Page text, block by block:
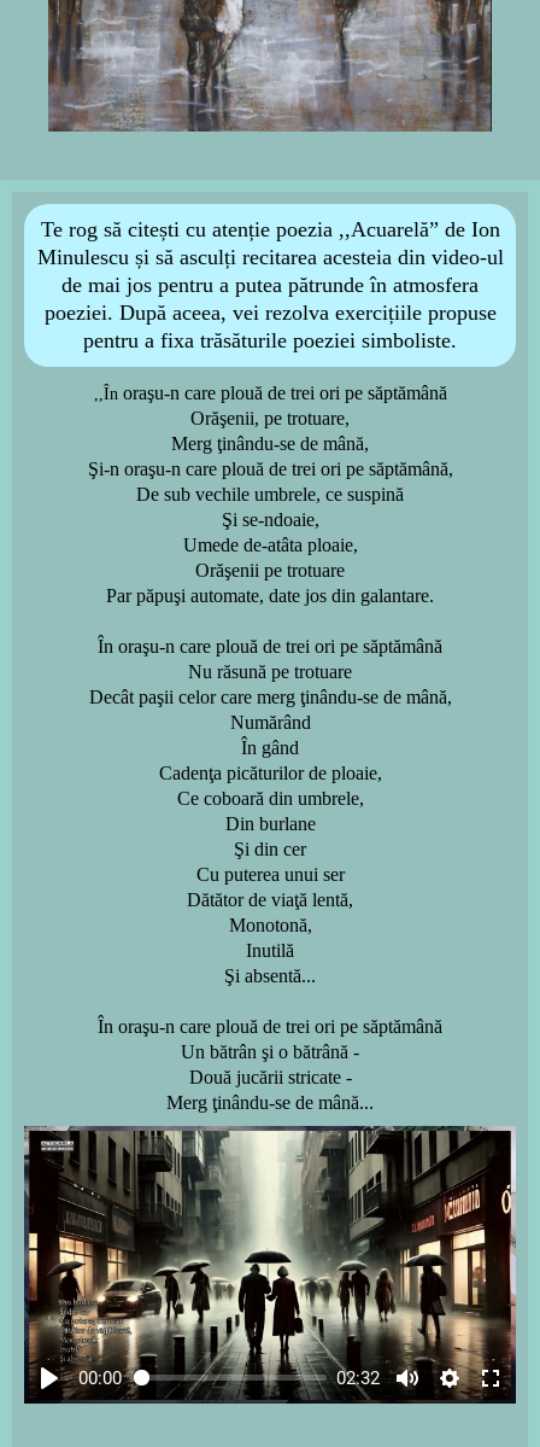
Te rog să citești cu atenție poezia ,,Acuarelăˮ de Ion
Minulescu și să asculți recitarea acesteia din video-ul
de mai jos pentru a putea pătrunde în atmosfera
poeziei. După aceea, vei rezolva exercițiile propuse
pentru a fixa trăsăturile poeziei simboliste.
,,În oraşu-n care plouă de trei ori pe săptămână
Orăşenii, pe trotuare,
Merg ţinându-se de mână,
Şi-n oraşu-n care plouă de trei ori pe săptămână,
De sub vechile umbrele, ce suspină
Şi se-ndoaie,
Umede de-atâta ploaie,
Orăşenii pe trotuare
Par păpuşi automate, date jos din galantare.
În oraşu-n care plouă de trei ori pe săptămână
Nu răsună pe trotuare
Decât paşii celor care merg ţinându-se de mână,
Numărând
În gând
Cadenţa picăturilor de ploaie,
Ce coboară din umbrele,
Din burlane
Şi din cer
Cu puterea unui ser
Dătător de viaţă lentă,
Monotonă,
Inutilă
Şi absentă...
În oraşu-n care plouă de trei ori pe săptămână
Un bătrân şi o bătrână -
Două jucării stricate -
Merg ţinându-se de mână...
00:00 02:32